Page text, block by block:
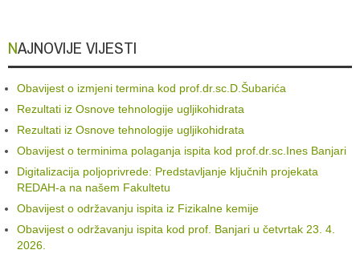
NAJNOVIJE VIJESTI
Obavijest o izmjeni termina kod prof.dr.sc.D.Šubarića
Rezultati iz Osnove tehnologije ugljikohidrata
Rezultati iz Osnove tehnologije ugljikohidrata
Obavijest o terminima polaganja ispita kod prof.dr.sc.Ines Banjari
Digitalizacija poljoprivrede: Predstavljanje ključnih projekata
REDAH-a na našem Fakultetu
Obavijest o održavanju ispita iz Fizikalne kemije
Obavijest o održavanju ispita kod prof. Banjari u četvrtak 23. 4.
2026.